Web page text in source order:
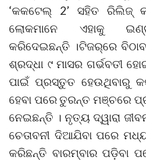
‘କକଟେଲ୍ 2’ ସହିତ ରିଲିଜ୍
ଲୋକମାନେ ଏହାକୁ
କରିଦେଇଛନ୍ତି ।ଟିଜର୍‌ରେ
ଶ୍ରଦ୍ଧା ୯ ମାସର ଗର୍ଭବତୀ
ପାଇଁ ପ୍ରସ୍ତୁତ ହେଉଥିବାରୁ
ହେବା ପରେ ତୁରନ୍ତ ମଞ୍ଚରେ
ନେଇଛନ୍ତି । ନୃତ୍ୟ ଦ୍ୱାରା
ଚେତାବନୀ ଦିଆଯିବା ପରେ
କରିଛନ୍ତି ବାରମ୍ବାର ପଡ଼ିବା